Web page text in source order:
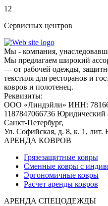
12
Сервисных центров
Мы - компания,
Мы предлагаем широкий
— от рабочей одежды,
текстиля для ресторанов и
ковров и полотенец.
Реквизиты:
ООО «Линдэйли» ИНН:
1187847066736 Юридический
Санкт-Петербург,
Ул. Софийская, д. 8, к. 1, лит.
АРЕНДА КОВРОВ
Грязезащитные ковры
Сменные ковры с
Эргономичные ковры
Расчет аренды ковров
АРЕНДА СПЕЦОДЕЖДЫ